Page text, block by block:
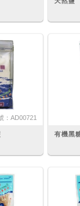
： AD00721
有機黑